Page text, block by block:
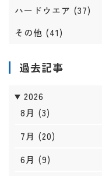
ハードウエア (37)
その他 (41)
過去記事
2026
8月 (3)
7月 (20)
6月 (9)